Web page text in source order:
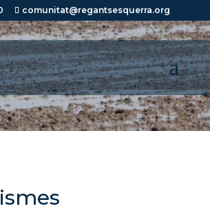
comunitat@regantsesquerra.org